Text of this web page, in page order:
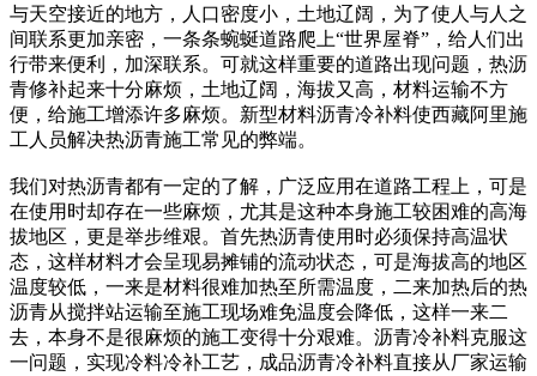
与天空接近的地方，人口密度小，土地辽阔，为了使人与人之
间联系更加亲密，一条条蜿蜒道路爬上“世界屋脊”，给人们出
行带来便利，加深联系。可就这样重要的道路出现问题，热沥
青修补起来十分麻烦，土地辽阔，海拔又高，材料运输不方
便，给施工增添许多麻烦。新型材料沥青冷补料使西藏阿里施
工人员解决热沥青施工常见的弊端。
我们对热沥青都有一定的了解，广泛应用在道路工程上，可是
在使用时却存在一些麻烦，尤其是这种本身施工较困难的高海
拔地区，更是举步维艰。首先热沥青使用时必须保持高温状
态，这样材料才会呈现易摊铺的流动状态，可是海拔高的地区
温度较低，一来是材料很难加热至所需温度，二来加热后的热
沥青从搅拌站运输至施工现场难免温度会降低，这样一来二
去，本身不是很麻烦的施工变得十分艰难。沥青冷补料克服这
一问题，实现冷料冷补工艺，成品沥青冷补料直接从厂家运输